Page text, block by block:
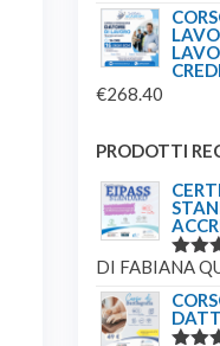
€268.40
PRODOTTI
DI FABIANA